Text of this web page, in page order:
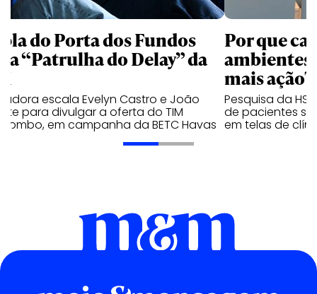
do Porta dos Fundos
a “Patrulha do Delay” da
escala Evelyn Castro e João
para divulgar a oferta do TIM
em campanha da BETC Havas
Por que
ambientes
mais ação?
Pesquisa da
de pacientes
em telas de